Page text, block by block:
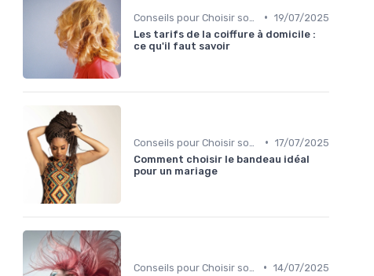
• 19/07/2025
Les tarifs de la coiffure à domicile :
ce qu'il faut savoir
• 17/07/2025
Comment choisir le bandeau idéal
pour un mariage
• 14/07/2025